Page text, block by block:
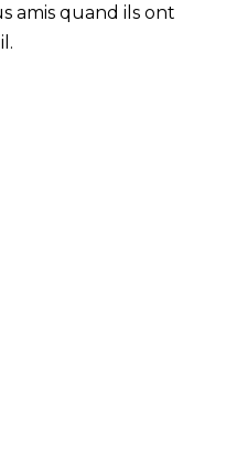
amis quand ils ont